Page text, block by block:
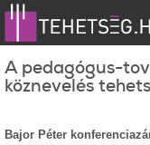
A pedagógus-
köznevelés
Bajor Péter